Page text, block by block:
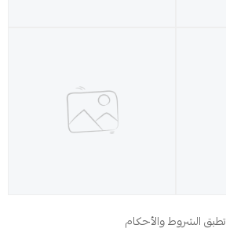
تطبق الشروط والأحكام